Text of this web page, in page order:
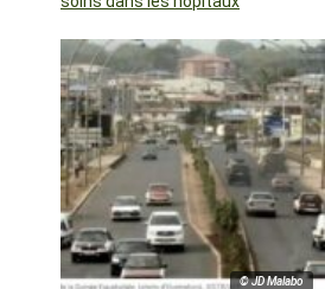
© JD Malabo